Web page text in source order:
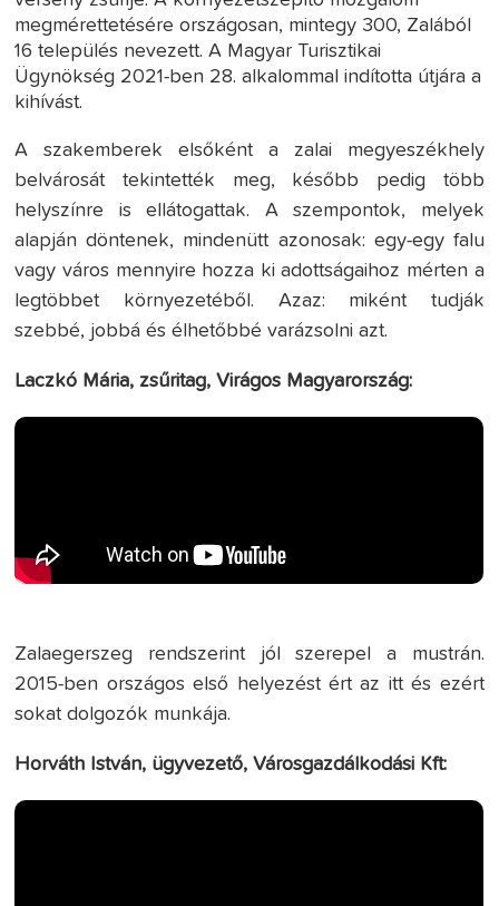
megmérettetésére országosan, mintegy 300, Zalából
16 település nevezett. A Magyar Turisztikai
Ügynökség 2021-ben 28. alkalommal indította útjára a
kihívást.
A szakemberek elsőként a zalai megyeszékhely
belvárosát tekintették meg, később pedig több
helyszínre is ellátogattak. A szempontok, melyek
alapján döntenek, mindenütt azonosak: egy-egy falu
vagy város mennyire hozza ki adottságaihoz mérten a
legtöbbet környezetéből. Azaz: miként tudják
szebbé, jobbá és élhetőbbé varázsolni azt.
Laczkó Mária, zsűritag, Virágos Magyarország:
Zalaegerszeg rendszerint jól szerepel a mustrán.
2015-ben országos első helyezést ért az itt és ezért
sokat dolgozók munkája.
Horváth István, ügyvezető, Városgazdálkodási Kft: